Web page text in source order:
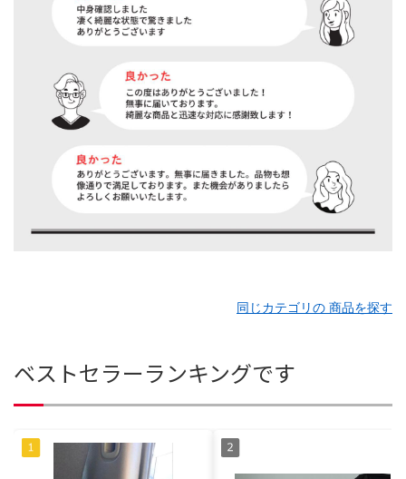
同じカテゴリの 商品を探す
ベストセラーランキングです